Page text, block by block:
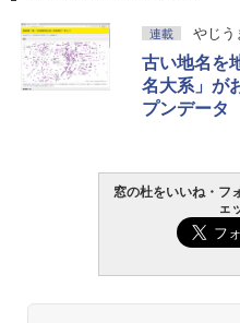
連載 やじう
古い地名を
名大系」が
プンデータ
窓の杜をいいね・フ
ェ